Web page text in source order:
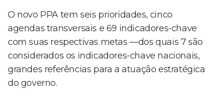
O novo PPA tem seis prioridades, cinco
agendas transversais e 69 indicadores-chave
com suas respectivas metas —dos quais 7 são
considerados os indicadores-chave nacionais,
grandes referências para a atuação estratégica
do governo.